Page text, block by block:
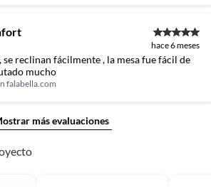
hace 6 meses
se reclinan fácilmente , la mesa fue fácil de
mucho
falabella.com
más evaluaciones